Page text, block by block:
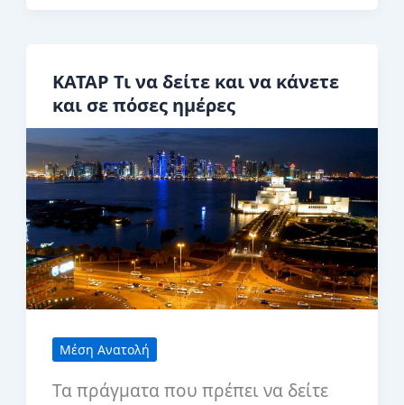
καλύτερη
διαδρομή
για
ένα
ταξίδι
με
αυτοκίνητο
χωρίς
ΚΑΤΑΡ Τι να δείτε και να κάνετε
και σε πόσες ημέρες
Μέση Ανατολή
Τα πράγματα που πρέπει να δείτε